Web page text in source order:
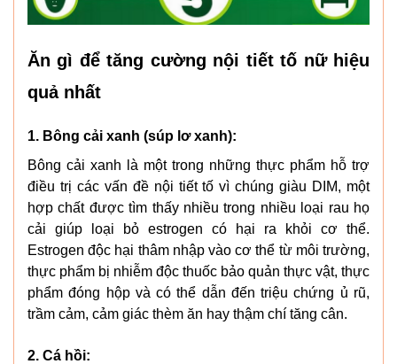
Ăn gì để tăng cường nội tiết tố nữ hiệu
quả nhất
1. Bông cải xanh (súp lơ xanh):
Bông cải xanh là một trong những thực phẩm hỗ trợ
điều trị các vấn đề nội tiết tố vì chúng giàu DIM, một
hợp chất được tìm thấy nhiều trong nhiều loại rau họ
cải giúp loại bỏ estrogen có hại ra khỏi cơ thể.
Estrogen độc hại thâm nhập vào cơ thể từ môi trường,
thực phẩm bị nhiễm độc thuốc bảo quản thực vật, thực
phẩm đóng hộp và có thể dẫn đến triệu chứng ủ rũ,
trầm cảm, cảm giác thèm ăn hay thậm chí tăng cân.
2. Cá hồi: